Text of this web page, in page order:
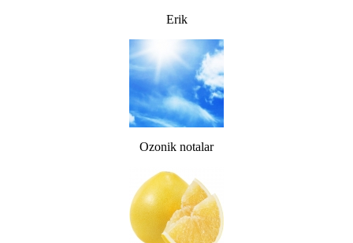
Erik
Ozonik notalar